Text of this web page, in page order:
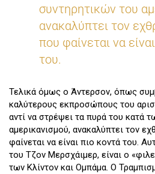
συντηρητικών του
ανακαλύπτει τον
που φαίνεται να
του.
Τελικά όμως ο Άντερσον, όπως
καλύτερους εκπροσώπους του
αντί να στρέψει τα πυρά του κατά
αμερικανισμού, ανακαλύπτει τον
φαίνεται να είναι πιο κοντά του.
του Τζον Μερσχάιμερ, είναι ο
των Κλίντον και Ομπάμα. Ο